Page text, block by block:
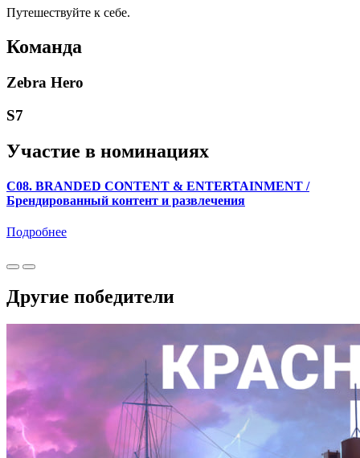
Путешествуйте к себе.
Команда
Zebra Hero
S7
Участие в номинациях
C08. BRANDED CONTENT & ENTERTAINMENT /
Брендированный контент и развлечения
Подробнее
Другие победители